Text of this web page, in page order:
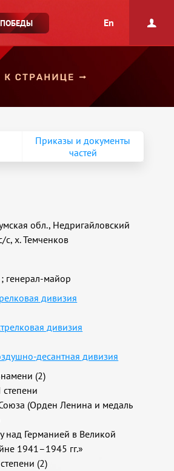
En
Приказы и документы
частей
обл., Недригайловский
с, х. Темченков
; генерал-майор
дивизия
дивизия
десантная дивизия
(2)
(Орден Ленина и медаль
над Германией в Великой
1941–1945 гг.»
(2)